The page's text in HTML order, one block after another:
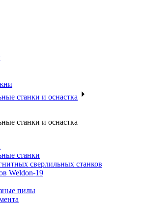
станки и оснастка
станки и оснастка
станки
сверлильных станков
Weldon-19
пилы